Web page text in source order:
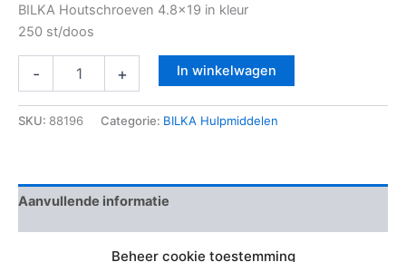
Beheer cookie toestemming
BILKA Houtschroeven 4.8×19 in kleur
250 st/doos
- + In winkelwagen
SKU: 88196 Categorie: BILKA Hulpmiddelen
Aanvullende informatie
Beoordelingen (0)